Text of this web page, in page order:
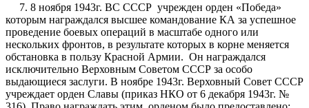
7. 8 ноября 1943г. ВС СССР учрежден орден «Победа»
которым награждался высшее командование КА за успешное
проведение боевых операций в масштабе одного или
нескольких фронтов, в результате которых в корне меняется
обстановка в пользу Красной Армии. Он награждался
исключительно Верховным Советом СССР за особо
выдающиеся заслуги. В ноябре 1943г. Верховный Совет СССР
учреждает орден Славы (приказ НКО от 6 декабря 1943г. №